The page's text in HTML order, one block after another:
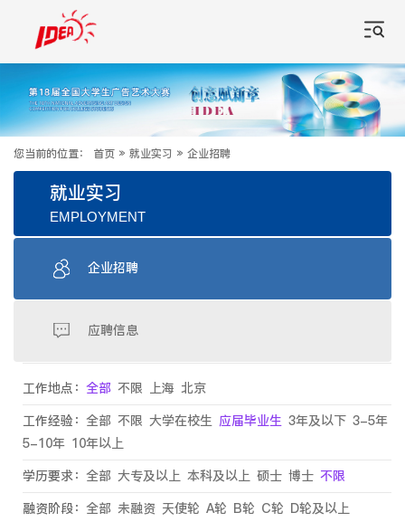
您当前的位置： 首页 » 就业实习 » 企业招聘
就业实习
EMPLOYMENT
企业招聘
应聘信息
工作地点： 全部 不限 上海 北京
工作经验： 全部 不限 大学在校生 应届毕业生 3年及以下 3-5年
5-10年 10年以上
学历要求： 全部 大专及以上 本科及以上 硕士 博士 不限
融资阶段： 全部 未融资 天使轮 A轮 B轮 C轮 D轮及以上